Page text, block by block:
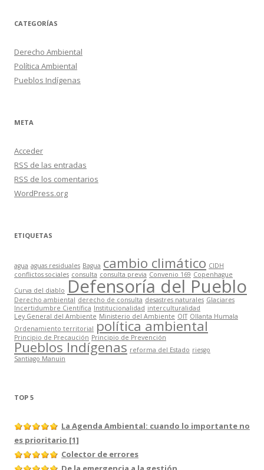
CATEGORÍAS
Derecho Ambiental
Política Ambiental
Pueblos Indígenas
META
Acceder
RSS de las entradas
RSS de los comentarios
WordPress.org
ETIQUETAS
agua aguas residuales Bagua cambio climático CIDH
conflictos sociales consulta consulta previa Convenio 169 Copenhague
Curva del diablo Defensoría del Pueblo
Derecho ambiental derecho de consulta desastres naturales Glaciares
Incertidumbre Científica Institucionalidad interculturalidad
Ley General del Ambiente Ministerio del Ambiente OIT Ollanta Humala
Ordenamiento territorial política ambiental
Principio de Precaución Principio de Prevención
Pueblos Indígenas reforma del Estado riesgo
Santiago Manuin
TOP 5
La Agenda Ambiental: cuando lo importante no
es prioritario [1]
Colector de errores